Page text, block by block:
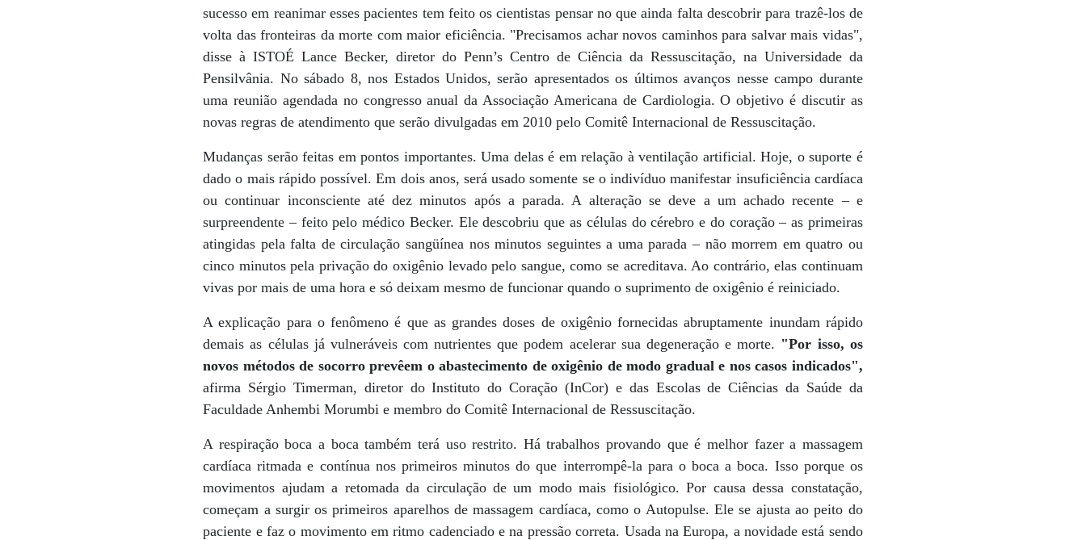
sucesso em reanimar esses pacientes tem feito os cientistas pensar no que ainda falta descobrir para trazê-los de
volta das fronteiras da morte com maior eficiência. "Precisamos achar novos caminhos para salvar mais vidas",
disse à ISTOÉ Lance Becker, diretor do Penn’s Centro de Ciência da Ressuscitação, na Universidade da
Pensilvânia. No sábado 8, nos Estados Unidos, serão apresentados os últimos avanços nesse campo durante
uma reunião agendada no congresso anual da Associação Americana de Cardiologia. O objetivo é discutir as
novas regras de atendimento que serão divulgadas em 2010 pelo Comitê Internacional de Ressuscitação.
Mudanças serão feitas em pontos importantes. Uma delas é em relação à ventilação artificial. Hoje, o suporte é
dado o mais rápido possível. Em dois anos, será usado somente se o indivíduo manifestar insuficiência cardíaca
ou continuar inconsciente até dez minutos após a parada. A alteração se deve a um achado recente – e
surpreendente – feito pelo médico Becker. Ele descobriu que as células do cérebro e do coração – as primeiras
atingidas pela falta de circulação sangüínea nos minutos seguintes a uma parada – não morrem em quatro ou
cinco minutos pela privação do oxigênio levado pelo sangue, como se acreditava. Ao contrário, elas continuam
vivas por mais de uma hora e só deixam mesmo de funcionar quando o suprimento de oxigênio é reiniciado.
A explicação para o fenômeno é que as grandes doses de oxigênio fornecidas abruptamente inundam rápido
demais as células já vulneráveis com nutrientes que podem acelerar sua degeneração e morte. "Por isso, os
novos métodos de socorro prevêem o abastecimento de oxigênio de modo gradual e nos casos indicados",
afirma Sérgio Timerman, diretor do Instituto do Coração (InCor) e das Escolas de Ciências da Saúde da
Faculdade Anhembi Morumbi e membro do Comitê Internacional de Ressuscitação.
A respiração boca a boca também terá uso restrito. Há trabalhos provando que é melhor fazer a massagem
cardíaca ritmada e contínua nos primeiros minutos do que interrompê-la para o boca a boca. Isso porque os
movimentos ajudam a retomada da circulação de um modo mais fisiológico. Por causa dessa constatação,
começam a surgir os primeiros aparelhos de massagem cardíaca, como o Autopulse. Ele se ajusta ao peito do
paciente e faz o movimento em ritmo cadenciado e na pressão correta. Usada na Europa, a novidade está sendo